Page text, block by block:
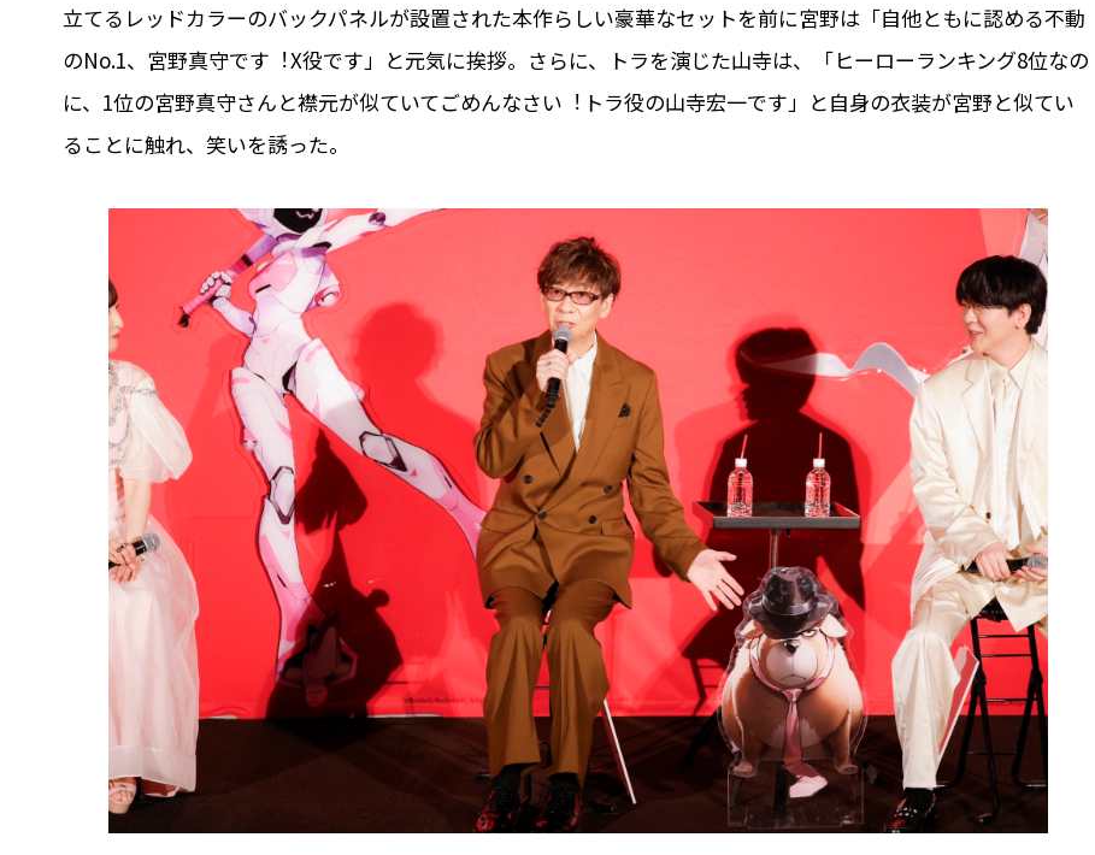
⽴てるレッドカラーのバックパネルが設置された本作らしい豪華なセットを前に宮野は「⾃他ともに認める不動
のNo.1、宮野真守です︕X役です」と元気に挨拶。さらに、トラを演じた⼭寺は、「ヒーローランキング8位なの
に、1位の宮野真守さんと襟元が似ていてごめんなさい︕トラ役の⼭寺宏⼀です」と⾃⾝の⾐装が宮野と似てい
ることに触れ、笑いを誘った。